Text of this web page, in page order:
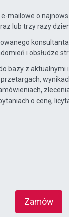
mailowe o
lub trzy razy
i obsłudze
bazy z aktualnymi
o cenę,
Zamów